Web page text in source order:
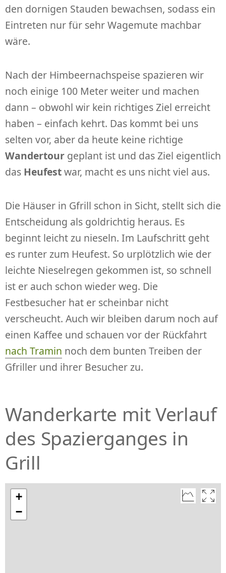
den dornigen Stauden bewachsen, sodass ein
Eintreten nur für sehr Wagemute machbar
wäre.
Nach der Himbeernachspeise spazieren wir
noch einige 100 Meter weiter und machen
dann – obwohl wir kein richtiges Ziel erreicht
haben – einfach kehrt. Das kommt bei uns
selten vor, aber da heute keine richtige
Wandertour geplant ist und das Ziel eigentlich
das Heufestwar, macht es uns nicht viel aus.
Die Häuser in Gfrill schon in Sicht, stellt sich die
Entscheidung als goldrichtig heraus. Es
beginnt leicht zu nieseln. Im Laufschritt geht
es runter zum Heufest. So urplötzlich wie der
leichte Nieselregen gekommen ist, so schnell
ist er auch schon wieder weg. Die
Festbesucher hat er scheinbar nicht
verscheucht. Auch wir bleiben darum noch auf
einen Kaffee und schauen vor der Rückfahrt
nach Tramin noch dem bunten Treiben der
Gfriller und ihrer Besucher zu.
Wanderkarte mit Verlauf
des Spazierganges in
Grill
+
−